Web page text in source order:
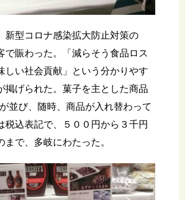
型コロナ感染拡大防止対策の
で賑わった。「減らそう食品ロス
しい社会貢献」という分かりやす
掲げられた。菓子を主とした商品
並び、随時、商品が入れ替わって
税込表記で、５００円から３千円
まで、多岐にわたった。